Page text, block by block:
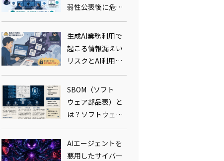
弱性公表後に危険
が増す理由とパッ
チマネジメント実
務
生成AI業務利用で
起こる情報漏えい
リスクとAI利用
ルール整備の実
務：プロンプトイ
ンジェクション対
策まで
SBOM（ソフト
ウェア部品表）と
は？ソフトウェア
サプライチェーン
の新たな守り方と
脆弱性管理の実務
AIエージェントを
悪用したサイバー